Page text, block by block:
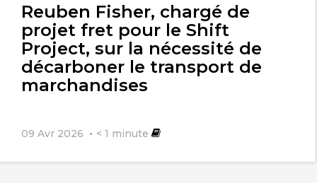
Reuben Fisher, chargé de
projet fret pour le Shift
Project, sur la nécessité de
décarboner le transport de
marchandises
09 Avr 2026 < 1 minute